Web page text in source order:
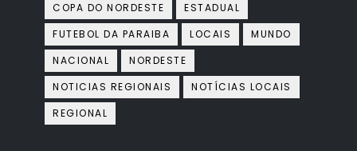
COPA DO NORDESTE
ESTADUAL
FUTEBOL DA PARAIBA
LOCAIS
MUNDO
NACIONAL
NORDESTE
NOTICIAS REGIONAIS
NOTÍCIAS LOCAIS
REGIONAL